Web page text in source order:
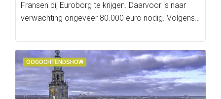
Fransen bij Euroborg te krijgen. Daarvoor is naar
verwachting ongeveer 80.000 euro nodig. Volgens…
OOGOCHTENDSHOW